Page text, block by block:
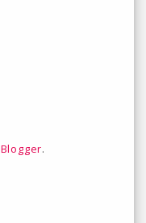
Blogger.